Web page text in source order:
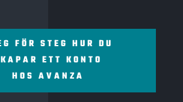
FÖR STEG HUR DU
ETT KONTO
HOS AVANZA